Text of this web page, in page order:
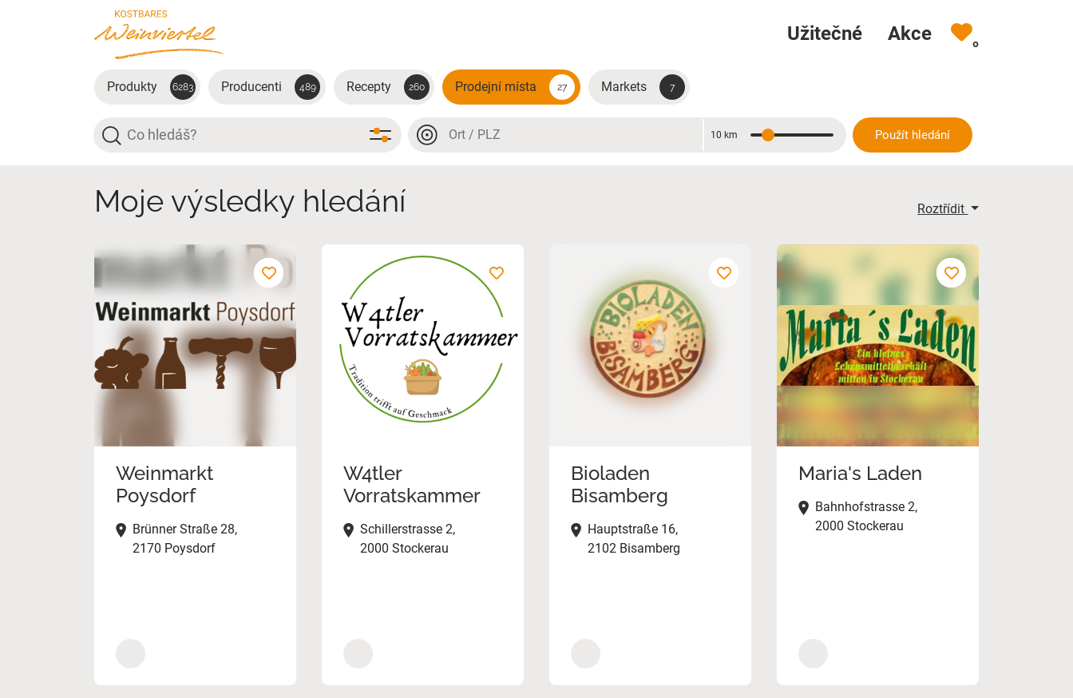
Přejít na hlavní obsah
Užitečné Akce 0
Produkty 6283 Producenti 489 Recepty 260 Prodejní místa 27 Markets 7
Hledat Místo nebo PSČ
Vzdálenost
10 km Použít hledání
Moje výsledky hledání Roztřídit
Weinmarkt
Poysdorf
Brünner Straße 28,
2170 Poysdorf
W4tler
Vorratskammer
Schillerstrasse 2,
2000 Stockerau
Bioladen
Bisamberg
Hauptstraße 16,
2102 Bisamberg
Maria's Laden
Bahnhofstrasse 2,
2000 Stockerau